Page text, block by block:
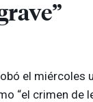
el miércoles
“el crimen de